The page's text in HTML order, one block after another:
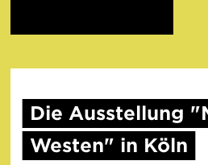
Die Ausstellung
Westen" in Köln